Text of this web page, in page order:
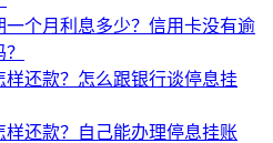
个月利息多少？信用卡没有逾
样还款？怎么跟银行谈停息挂
样还款？自己能办理停息挂账